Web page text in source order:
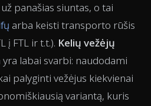
panašias siuntas, o tai
arba keisti transporto rūšis
į FTL ir t.t.). Kelių vežėjų
yra labai svarbi: naudodami
palyginti vežėjus kiekvienai
variantą, kuris